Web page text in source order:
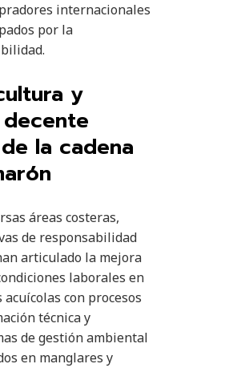
internacionales
por la
y
la cadena
áreas costeras,
de responsabilidad
articulado la mejora
laborales en
con procesos
técnica y
de gestión ambiental
en manglares y